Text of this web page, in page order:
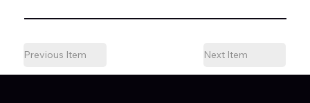
Previous Item Next Item